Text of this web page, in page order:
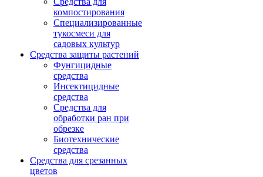
компостирования
Специализированные
тукосмеси для
садовых культур
Средства защиты растений
Фунгицидные
средства
Инсектицидные
средства
Средства для
обработки ран при
обрезке
Биотехнические
средства
Средства для срезанных
цветов